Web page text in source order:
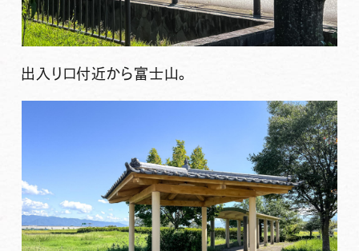
出入り口付近から富士山。